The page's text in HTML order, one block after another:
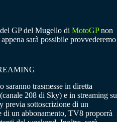
GP del Mugello di MotoGPnon
sarà possibile provvederemo
trasmesse in diretta
(canale 208 di Sky) e in streaming su
previa sottoscrizione di un
di un abbonamento, TV8 proporrà